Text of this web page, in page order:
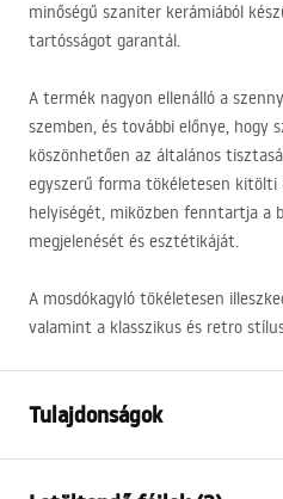
minőségű szaniter kerámiából
tartósságot garantál.
A termék nagyon ellenálló a
szemben, és további előnye, hogy
köszönhetően az általános
egyszerű forma tökéletesen kitölti
helyiségét, miközben fenntartja a
megjelenését és esztétikáját.
A mosdókagyló tökéletesen
valamint a klasszikus és retro
Tulajdonságok